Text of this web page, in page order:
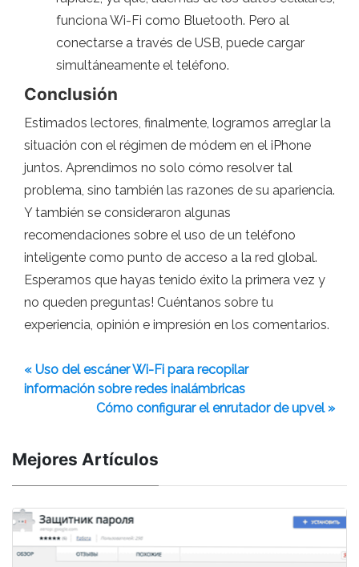
funciona Wi-Fi como Bluetooth. Pero al
conectarse a través de USB, puede cargar
simultáneamente el teléfono.
Conclusión
Estimados lectores, finalmente, logramos arreglar la
situación con el régimen de módem en el iPhone
juntos. Aprendimos no solo cómo resolver tal
problema, sino también las razones de su apariencia.
Y también se consideraron algunas
recomendaciones sobre el uso de un teléfono
inteligente como punto de acceso a la red global.
Esperamos que hayas tenido éxito la primera vez y
no queden preguntas! Cuéntanos sobre tu
experiencia, opinión e impresión en los comentarios.
« Uso del escáner Wi-Fi para recopilar
información sobre redes inalámbricas
Cómo configurar el enrutador de upvel »
Mejores Artículos